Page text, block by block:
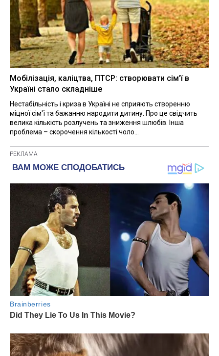
Мобілізація, каліцтва, ПТСР: створювати сім'ї в
Україні стало складніше
Нестабільність і криза в Україні не сприяють створенню
міцної сім'ї та бажанню народити дитину. Про це свідчить
велика кількість розлучень та зниження шлюбів. Інша
проблема – скорочення кількості чоло...